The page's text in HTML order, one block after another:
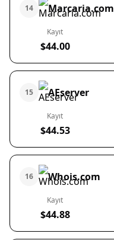
14 Marcaria.com
Kayıt
$44.00
15 AEserver
Kayıt
$44.53
16 Whois.com
Kayıt
$44.88